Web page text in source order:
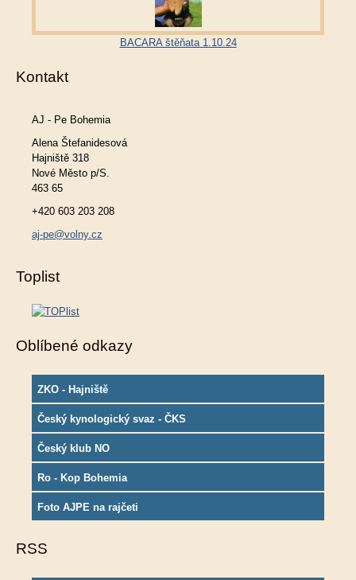
BACARA štěňata 1.10.24
Kontakt
AJ - Pe Bohemia
Alena Štefanidesová
Hajniště 318
Nové Město p/S.
463 65
+420 603 203 208
aj-pe@volny.cz
Toplist
Oblíbené odkazy
ZKO - Hajniště
Český kynologický svaz - ČKS
Český klub NO
Ro - Kop Bohemia
Foto AJPE na rajčeti
RSS